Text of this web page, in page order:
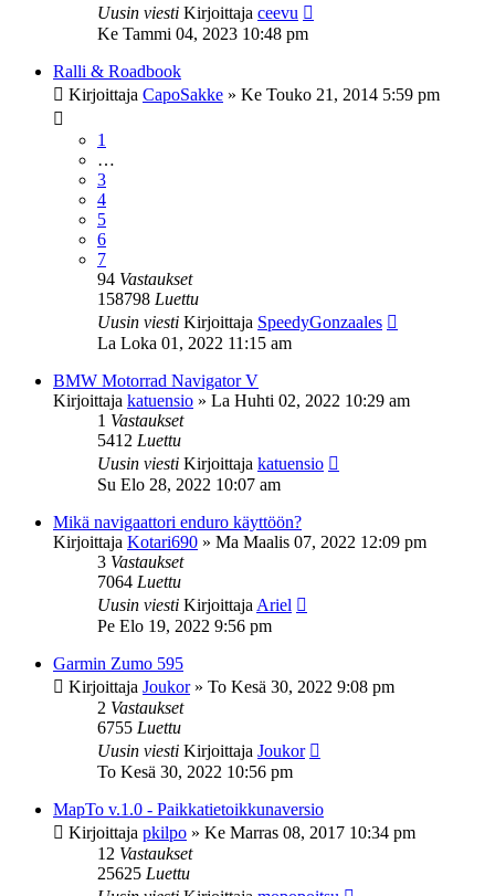
Uusin viesti Kirjoittaja ceevu
Ke Tammi 04, 2023 10:48 pm
Ralli & Roadbook
Kirjoittaja CapoSakke » Ke Touko 21, 2014 5:59 pm
1
…
3
4
5
6
7
94 Vastaukset
158798 Luettu
Uusin viesti Kirjoittaja SpeedyGonzaales
La Loka 01, 2022 11:15 am
BMW Motorrad Navigator V
Kirjoittaja katuensio » La Huhti 02, 2022 10:29 am
1 Vastaukset
5412 Luettu
Uusin viesti Kirjoittaja katuensio
Su Elo 28, 2022 10:07 am
Mikä navigaattori enduro käyttöön?
Kirjoittaja Kotari690 » Ma Maalis 07, 2022 12:09 pm
3 Vastaukset
7064 Luettu
Uusin viesti Kirjoittaja Ariel
Pe Elo 19, 2022 9:56 pm
Garmin Zumo 595
Kirjoittaja Joukor» To Kesä 30, 2022 9:08 pm
2 Vastaukset
6755 Luettu
Uusin viesti Kirjoittaja Joukor
To Kesä 30, 2022 10:56 pm
MapTo v.1.0 - Paikkatietoikkunaversio
Kirjoittaja pkilpo » Ke Marras 08, 2017 10:34 pm
12 Vastaukset
25625 Luettu